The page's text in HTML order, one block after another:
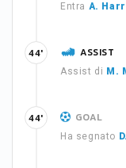
Entra A.
ASSIST
Assist di M.
44'
GOAL
Ha segnato
44'